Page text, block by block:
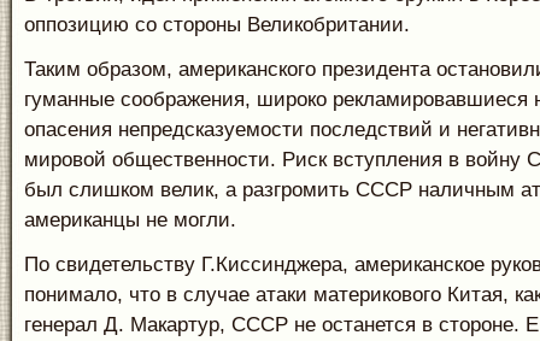
оппозицию со стороны Великобритании.
Таким образом, американского президента
гуманные соображения, широко рекламировавшиеся
опасения непредсказуемости последствий и
мировой общественности. Риск вступления в войну
был слишком велик, а разгромить СССР наличным
американцы не могли.
По свидетельству Г.Киссинджера, американское
понимало, что в случае атаки материкового Китая,
генерал Д. Макартур, СССР не останется в стороне.